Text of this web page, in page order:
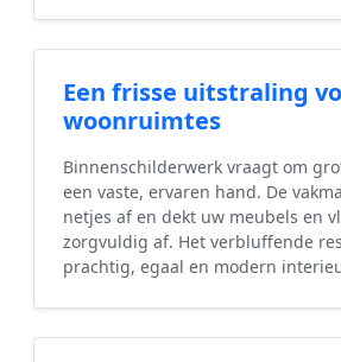
Een frisse uitstraling
woonruimtes
Binnenschilderwerk vraagt om
een vaste, ervaren hand. De
netjes af en dekt uw meubels en
zorgvuldig af. Het verbluffende
prachtig, egaal en modern